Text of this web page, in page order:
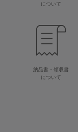
について
納品書・領収書
について